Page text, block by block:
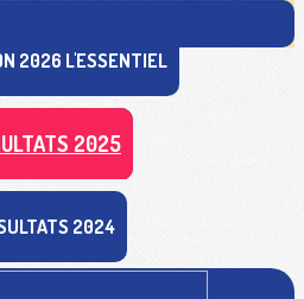
directeurPartenairesObjectifs
2026 L'ESSENTIEL
2025
2024